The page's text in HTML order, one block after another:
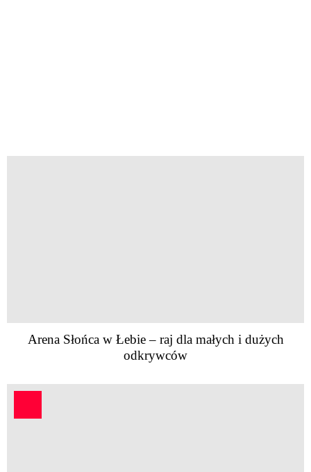
Arena Słońca w Łebie – raj dla małych i dużych
odkrywców